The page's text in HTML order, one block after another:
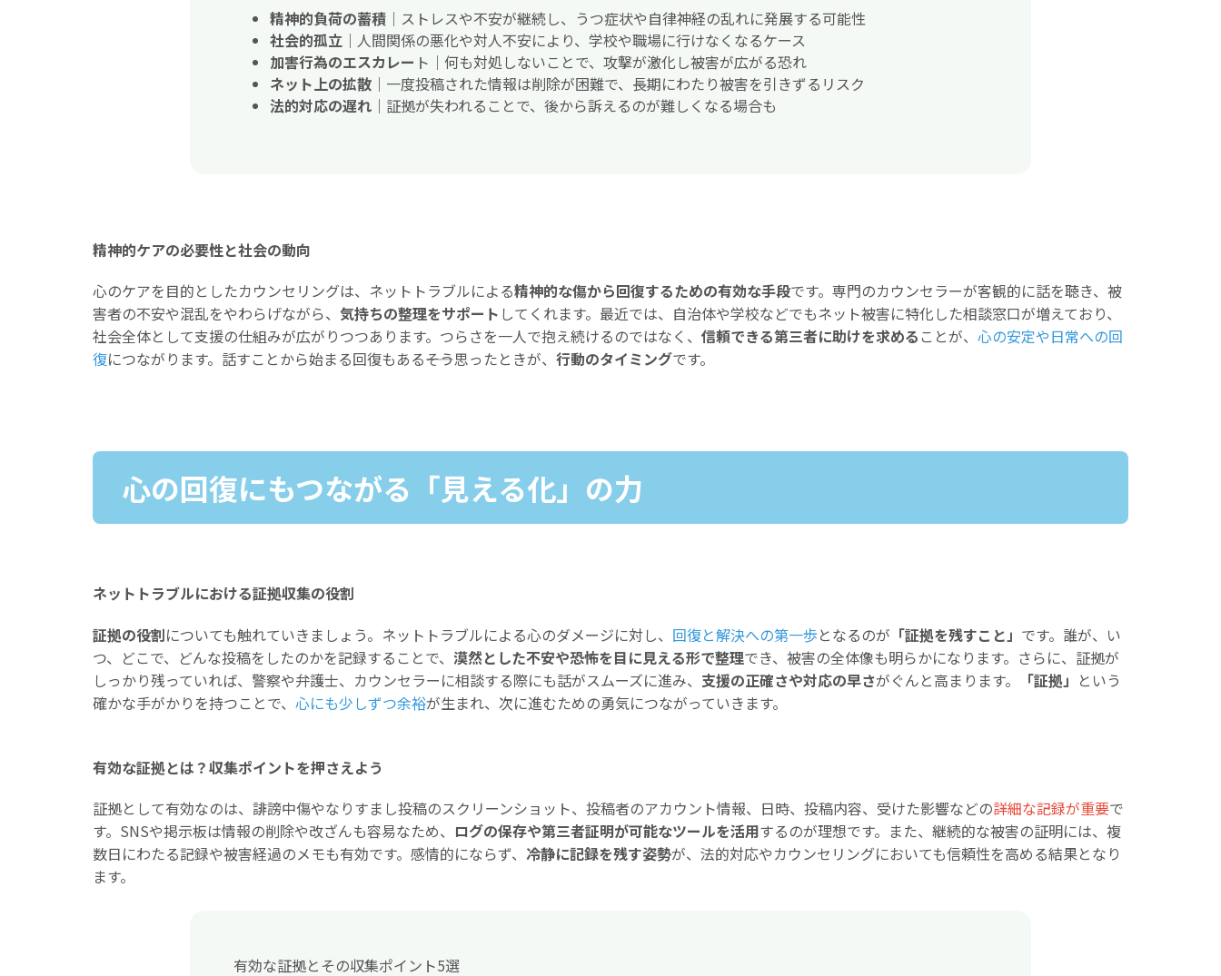
精神的負荷の蓄積 ｜ストレスや不安が継続し、うつ症状や自律神経の乱れに発展する可能性
社会的孤立 ｜人間関係の悪化や対人不安により、学校や職場に行けなくなるケース
加害行為のエスカレー ト｜何も対処しないことで、攻撃が激化し被害が広がる恐れ
ネット上の拡散 ｜一度投稿された情報は削除が困難で、長期にわたり被害を引きずるリスク
法的対応の遅れ ｜証拠が失われることで、後から訴えるのが難しくなる場合も
精神的ケアの必要性と社会の動向
心のケアを目的としたカウンセリングは、ネットトラブルによる精神的な傷から回復するための有効な手段です。専門のカウンセラーが客観的に話を聴き、被
害者の不安や混乱をやわらげながら、 気持ちの整理をサポート してくれます。最近では、自治体や学校などでもネット被害に特化した相談窓口が増えており、
社会全体として支援の仕組みが広がりつつあります。つらさを一人で抱え続けるのではなく、 信頼できる第三者に助けを求める ことが、 心の安定や日常への回
復につながります。話すことから始まる回復もある――そう思ったときが、 行動のタイミングです。
心の回復にもつながる「見える化」の力
ネットトラブルにおける証拠収集の役割
証拠の役割についても触れていきましょう。ネットトラブルによる心のダメージに対し、 回復と解決への第一歩となるのが 「証拠を残すこと」 です。誰が、い
つ、どこで、どんな投稿をしたのかを記録することで、 漠然とした不安や恐怖を目に見える形で整理でき、被害の全体像も明らかになります。さらに、証拠が
しっかり残っていれば、警察や弁護士、カウンセラーに相談する際にも話がスムーズに進み、 支援の正確さや対応の早さがぐんと高まります。 「証拠」 という
確かな手がかりを持つことで、 心にも少しずつ余裕が生まれ、次に進むための勇気につながっていきます。
有効な証拠とは？収集ポイントを押さえよう
証拠として有効なのは、誹謗中傷やなりすまし投稿のスクリーンショット、投稿者のアカウント情報、日時、投稿内容、受けた影響などの詳細な記録が重要で
す。SNSや掲示板は情報の削除や改ざんも容易なため、 ログの保存や第三者証明が可能なツールを活用するのが理想です。また、継続的な被害の証明には、複
数日にわたる記録や被害経過のメモも有効です。感情的にならず、 冷静に記録を残す姿勢が、法的対応やカウンセリングにおいても信頼性を高める結果となり
ます。
有効な証拠とその収集ポイント5選